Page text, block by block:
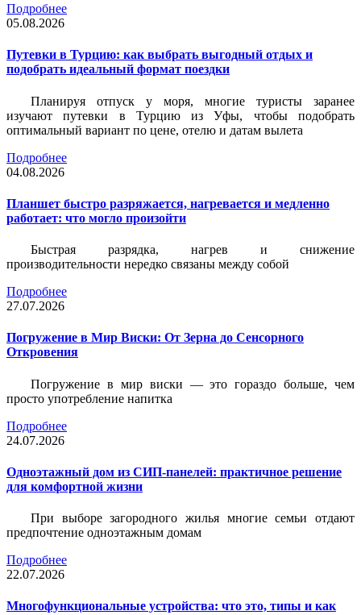
Подробнее
05.08.2026
Путевки в Турцию: как выбрать выгодный отдых и
подобрать идеальный формат поездки
Планируя отпуск у моря, многие туристы заранее
изучают путевки в Турцию из Уфы, чтобы подобрать
оптимальный вариант по цене, отелю и датам вылета
Подробнее
04.08.2026
Планшет быстро разряжается, нагревается и медленно
работает: что могло произойти
Быстрая разрядка, нагрев и снижение
производительности нередко связаны между собой
Подробнее
27.07.2026
Погружение в Мир Виски: От Зерна до Сенсорного
Откровения
Погружение в мир виски — это гораздо больше, чем
просто употребление напитка
Подробнее
24.07.2026
Одноэтажный дом из СИП-панелей: практичное решение
для комфортной жизни
При выборе загородного жилья многие семьи отдают
предпочтение одноэтажным домам
Подробнее
22.07.2026
Многофункциональные устройства: что это, типы и как